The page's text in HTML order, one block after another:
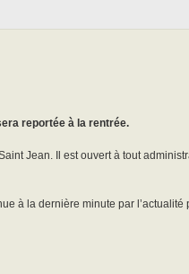
reportée à la rentrée.
Jean. Il est ouvert à tout
à la dernière minute par l’actualité